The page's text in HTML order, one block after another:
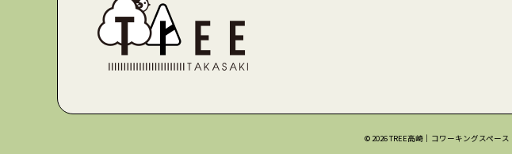
© 2026 TREE高崎｜コワーキングスペー